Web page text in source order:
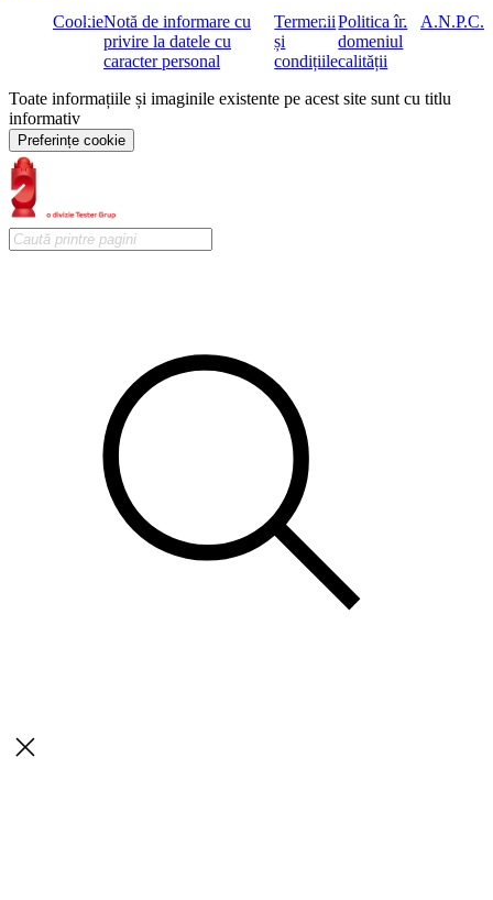
Prezenta lista cuprinde selectiv cele mai importante echipamente si
dotari ale masinii.
Livrarea autovehiculelor se face numai dupa confirmarea platii
integrale in contul vanzatorului si indigenizarea acestora conform
legislatiei romane.
CookieNotă de informare cu
privire la datele cu
caracter personal
Termenii
și
condițiile
Politica în
domeniul
calității
A.N.P.C.
Toate informațiile și imaginile existente pe acest site sunt cu titlu
informativ
Preferințe cookie